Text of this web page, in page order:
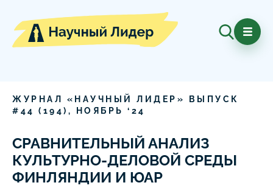
ЖУРНАЛ «НАУЧНЫЙ ЛИДЕР» ВЫПУСК
# 44 ( 194), НОЯБРЬ ‘ 24
СРАВНИТЕЛЬНЫЙ АНАЛИЗ
КУЛЬТУРНО-ДЕЛОВОЙ СРЕДЫ
ФИНЛЯНДИИ И ЮАР